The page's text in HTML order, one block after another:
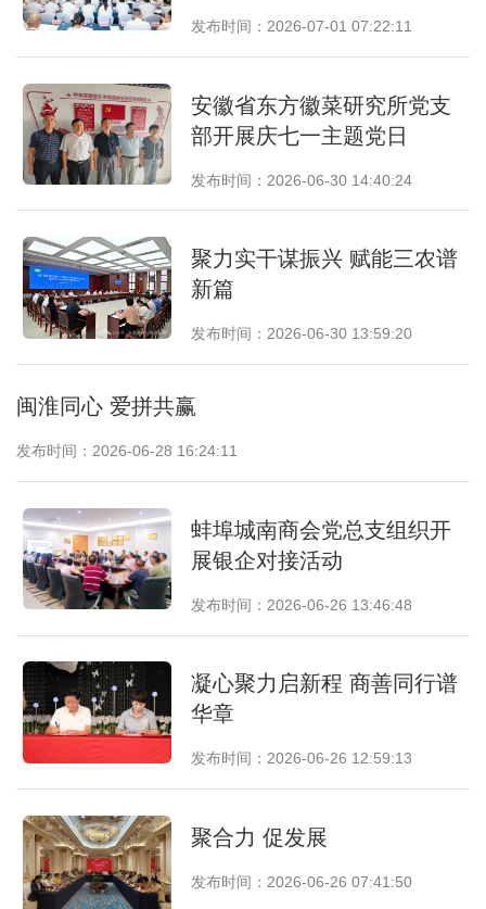
发布时间：2026-07-01 07:22:11
安徽省东方徽菜研究所党支
部开展庆七一主题党日
发布时间：2026-06-30 14:40:24
聚力实干谋振兴 赋能三农谱
新篇
发布时间：2026-06-30 13:59:20
闽淮同心 爱拼共赢
发布时间：2026-06-28 16:24:11
蚌埠城南商会党总支组织开
展银企对接活动
发布时间：2026-06-26 13:46:48
凝心聚力启新程 商善同行谱
华章
发布时间：2026-06-26 12:59:13
聚合力 促发展
发布时间：2026-06-26 07:41:50